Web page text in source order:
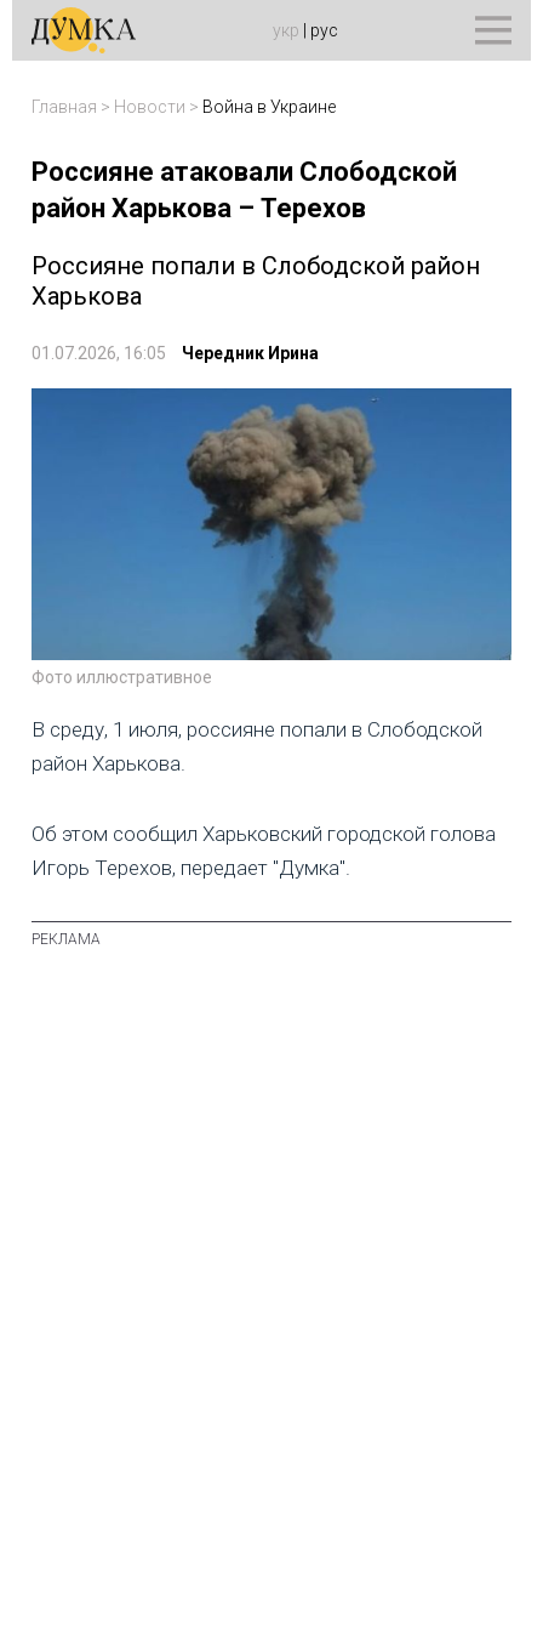
укр рус
Главная > Новости > Война в Украине
Россияне атаковали Слободской
район Харькова – Терехов
Россияне попали в Слободской район
Харькова
01.07.2026, 16:05 Чередник Ирина
Фото иллюстративное
В среду, 1 июля, россияне попали в Слободской
район Харькова.
Об этом сообщил Харьковский городской голова
Игорь Терехов, передает "Думка".